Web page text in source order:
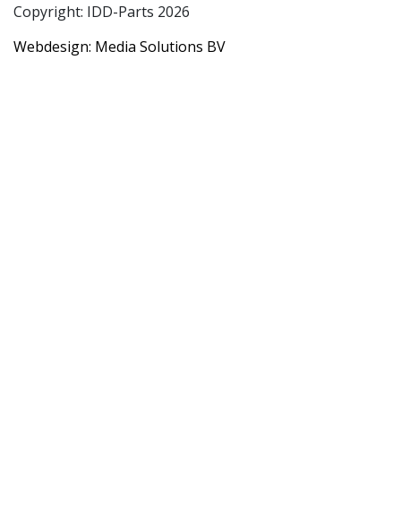
Copyright: IDD-Parts 2026
Webdesign: Media Solutions BV